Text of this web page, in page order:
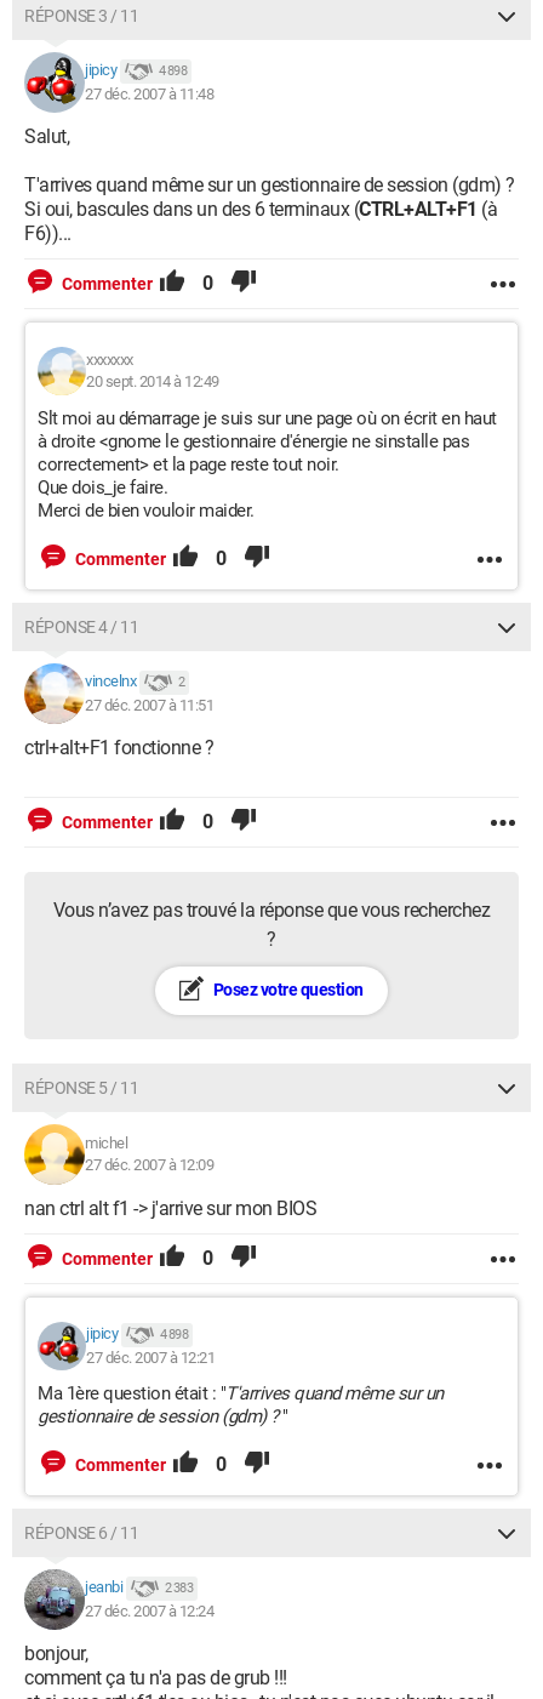
RÉPONSE 3 / 11
jipicy 4 898
27 déc. 2007 à 11:48
Salut,
T'arrives quand même sur un gestionnaire de session (gdm) ?
Si oui, bascules dans un des 6 terminaux (CTRL+ALT+F1 (à
F6))...
Commenter 0
xxxxxxx
20 sept. 2014 à 12:49
Slt moi au démarrage je suis sur une page où on écrit en haut
à droite <gnome le gestionnaire d'énergie ne sinstalle pas
correctement> et la page reste tout noir.
Que dois_je faire.
Merci de bien vouloir maider.
Commenter 0
RÉPONSE 4 / 11
vincelnx 2
27 déc. 2007 à 11:51
ctrl+alt+F1 fonctionne ?
Commenter 0
Vous n’avez pas trouvé la réponse que vous recherchez
?
Posez votre question
RÉPONSE 5 / 11
michel
27 déc. 2007 à 12:09
nan ctrl alt f1 -> j'arrive sur mon BIOS
Commenter 0
jipicy 4 898
27 déc. 2007 à 12:21
Ma 1ère question était : "T'arrives quand même sur un
gestionnaire de session (gdm) ?"
Commenter 0
RÉPONSE 6 / 11
jeanbi 2 383
27 déc. 2007 à 12:24
bonjour,
comment ça tu n'a pas de grub !!!